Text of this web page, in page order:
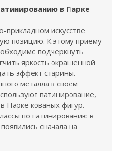
в Парке
прикладном искусстве
позицию. К этому приёму
подчеркнуть
яркость окрашенной
эффект старины.
металла в своём
патинирование,
Парке кованых фигур.
по патинированию в
сначала на